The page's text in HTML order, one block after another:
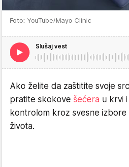
Foto: YouTube/Mayo Clinic
Slušaj vest
Ako želite da zaštitite svoje
pratite skokove šećera u krvi
kontrolom kroz svesne izbore
života.